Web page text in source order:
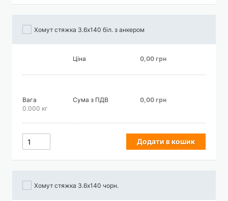
Хомут стяжка 3.6х140 біл. з анкером
Ціна 0,00 грн
Вага
0.000 кг
Сума з ПДВ 0,00 грн
Додати в кошик
Хомут стяжка 3.6х140 чорн.